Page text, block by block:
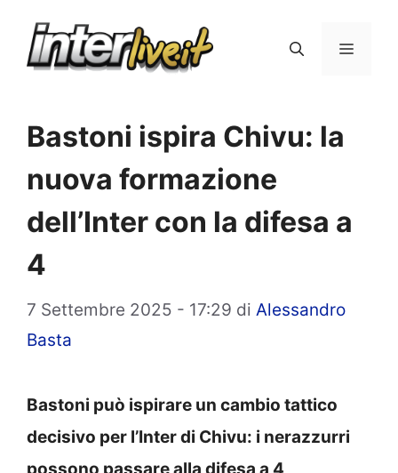
Menu
Bastoni ispira Chivu: la
nuova formazione
dell’Inter con la difesa a
4
7 Settembre 2025 - 17:29 di Alessandro
Basta
Bastoni può ispirare un cambio tattico
decisivo per l’Inter di Chivu: i nerazzurri
possono passare alla difesa a 4